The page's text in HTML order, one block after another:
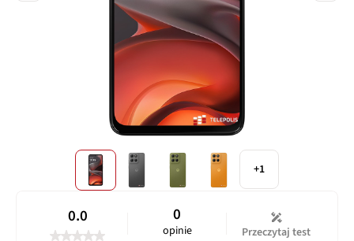
+1
0.0 0
opinie Przeczytaj test